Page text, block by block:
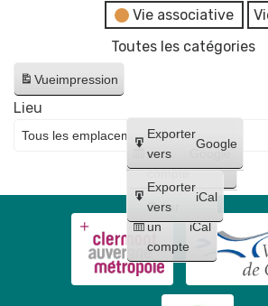
Vie associative
Toutes les catégories
Vueimpression
Créer
un
compte
Google
Créer
un
compte
iCal
Exporter
vers
Google
Exporter
vers
iCal
Lieu